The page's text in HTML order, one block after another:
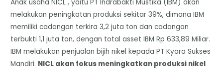
Anak usaha NICL , yaitu PT Indrabakti Mustika (IBM) akan
melakukan peningkatan produksi sekitar 39%, dimana IBM
memiliki cadangan terkira 3,2 juta ton dan cadangan
terbukti 1,1 juta ton, dengan total asset IBM Rp 633,89 Miliar.
IBM melakukan penjualan bijih nikel kepada PT Kyara Sukses
Mandiri. NICL akan fokus meningkatkan produksi nikel